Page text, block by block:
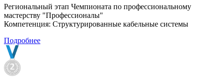
Региональный этап Чемпионата по профессиональному
мастерству "Профессионалы"
Компетенция: Структурированные кабельные системы
Подробнее